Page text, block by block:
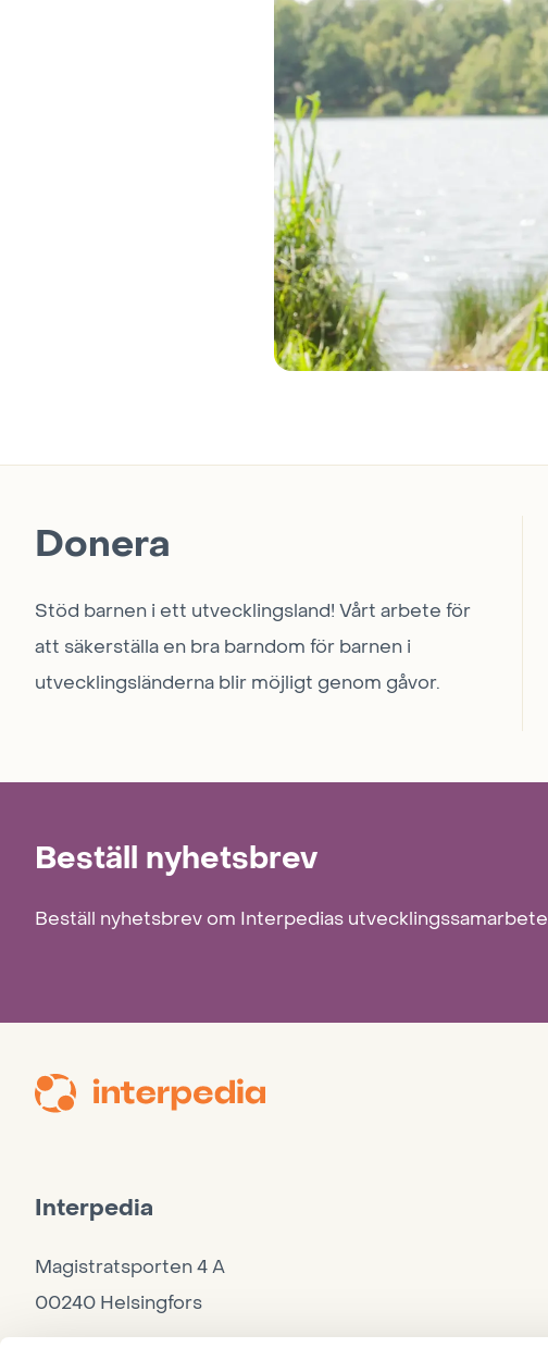
Donera
Stöd barnen i ett utvecklingsland! Vårt arbete för
att säkerställa en bra barndom för barnen i
utvecklingsländerna blir möjligt genom gåvor.
Beställ nyhetsbrev
Beställ nyhetsbrev om Interpedias utvecklingssamarbete
Interpedia
Magistratsporten 4 A
00240 Helsingfors